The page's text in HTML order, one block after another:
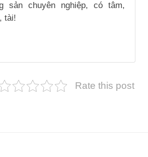
sản chuyên nghiệp, có tâm,
tài!
Rate this post